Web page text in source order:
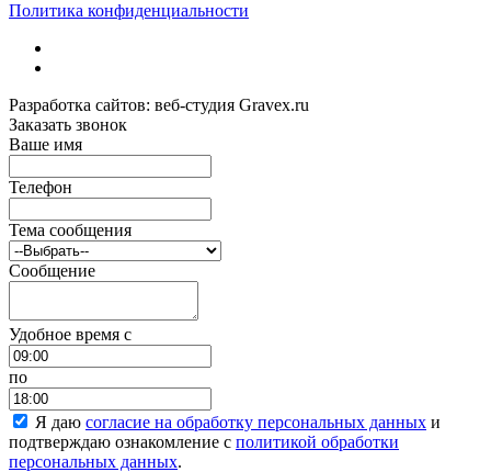
Политика конфиденциальности
Разработка сайтов: веб-студия Gravex.ru
Заказать звонок
Ваше имя
Телефон
Тема сообщения
Сообщение
Удобное время c
по
Я даю согласие на обработку персональных данных и
подтверждаю ознакомление с политикой обработки
персональных данных.